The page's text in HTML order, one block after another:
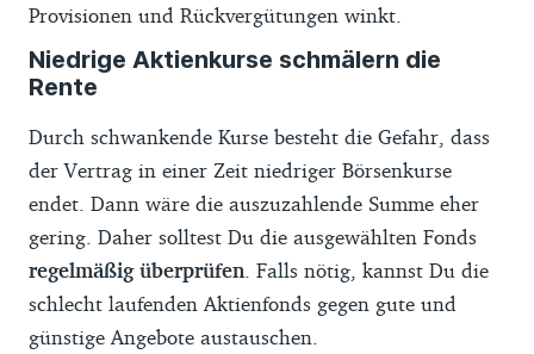
Provisionen und Rückvergütungen winkt.
Niedrige Aktienkurse schmälern die
Rente
Durch schwankende Kurse besteht die Gefahr, dass
der Vertrag in einer Zeit niedriger Börsenkurse
endet. Dann wäre die auszuzahlende Summe eher
gering. Daher solltest Du die ausgewählten Fonds
regelmäßig überprüfen . Falls nötig, kannst Du die
schlecht laufenden Aktienfonds gegen gute und
günstige Angebote austauschen.